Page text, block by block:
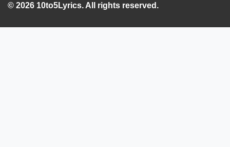
© 2026 10to5Lyrics. All rights reserved.